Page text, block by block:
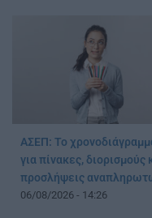
ΑΣΕΠ: Το
για πίνακες, διορισμούς
προσλήψεις
06/08/2026 - 14:26